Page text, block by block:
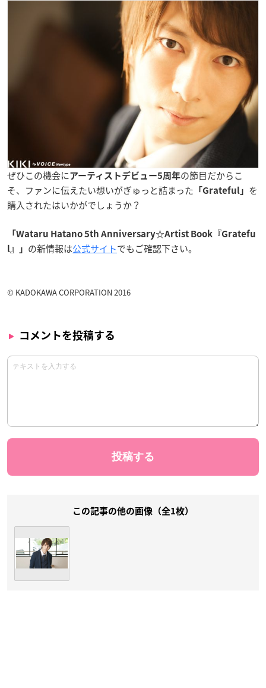
ぜひこの機会にアーティストデビュー5周年の節目だからこ
そ、ファンに伝えたい想いがぎゅっと詰まった 「Grateful」 を
購入されたはいかがでしょうか？
「Wataru Hatano 5th Anniversary☆Artist Book『Gratefu
l』」 の新情報は公式サイトでもご確認下さい。
© KADOKAWA CORPORATION 2016
コメントを投稿する
この記事の他の画像（全1枚）